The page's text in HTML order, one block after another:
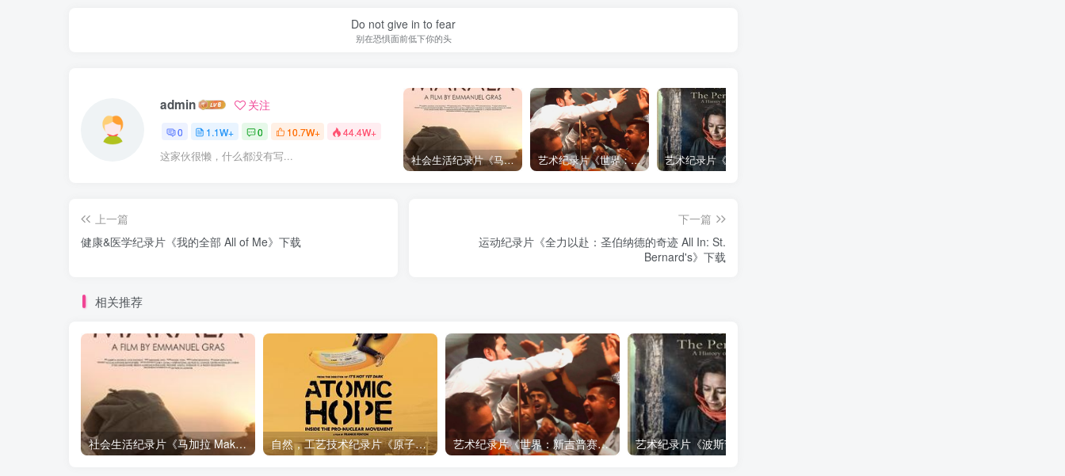
Do not give in to fear
别在恐惧面前低下你的头
admin 关注
0 1.1W+ 0 10.7W+ 44.4W+
这家伙很懒，什么都没有写... 社会生活纪录片《马加拉 Makala》下载 艺术纪录片《世界：新吉普赛之王 This World: The New Gypsy Kings》下载
上一篇
健康&医学纪录片《我的全部 All of Me》下载
下一篇
运动纪录片《全力以赴：圣伯纳德的奇迹 All In: St.
Bernard's》下载
相关推荐
社会生活纪录片《马加拉 Makala》下载 自然，工艺技术纪录片《原子能的希望 Atomic Hope – Inside the Pro-Nuclear Movement》下载 艺术纪录片《世界：新吉普赛之王 This World: The New Gypsy Kings》下载